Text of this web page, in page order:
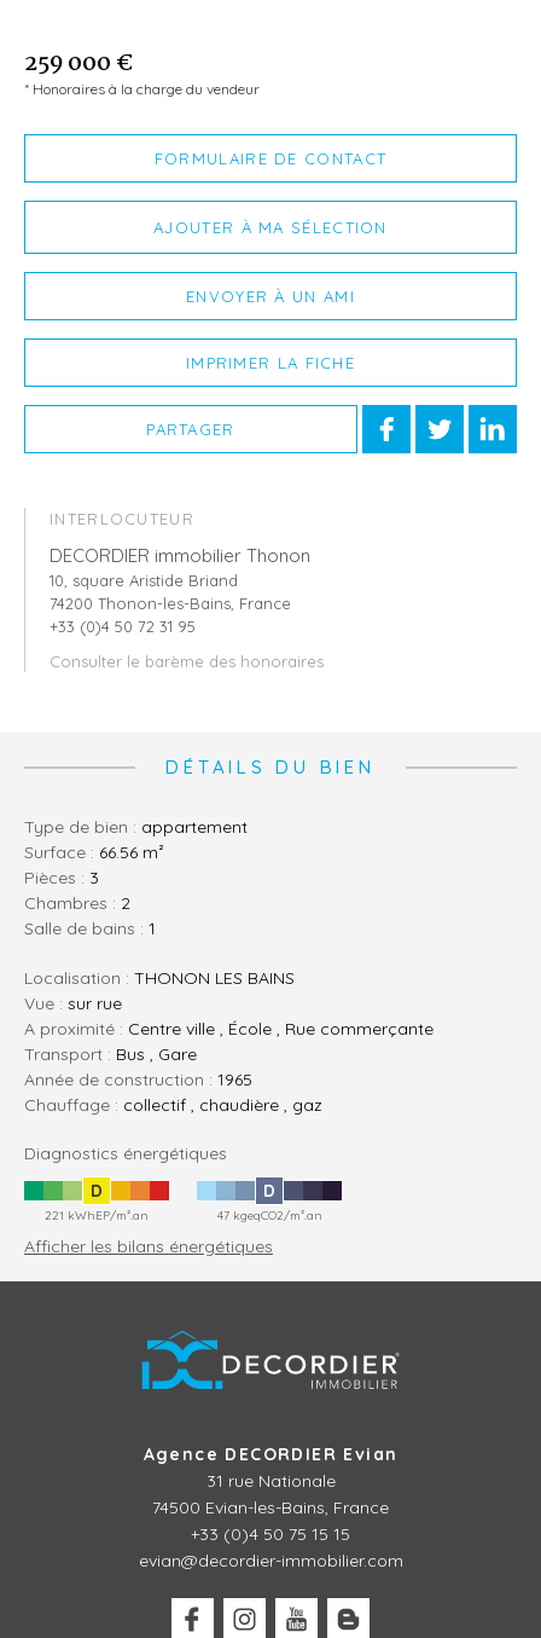
259 000 €
* Honoraires à la charge du vendeur
FORMULAIRE DE CONTACT
AJOUTER À MA SÉLECTION
ENVOYER À UN AMI
IMPRIMER LA FICHE
PARTAGER
INTERLOCUTEUR
DECORDIER immobilier Thonon
10, square Aristide Briand
74200 Thonon-les-Bains, France
+33 (0)4 50 72 31 95
Consulter le barème des honoraires
DÉTAILS DU BIEN
Type de bien : appartement
Surface : 66.56 m²
pièces : 3
chambres : 2
salle de bains : 1
Localisation : THONON LES BAINS
Vue : sur rue
A proximité : Centre ville , École , Rue commerçante
Transport : Bus , Gare
Année de construction : 1965
Chauffage : collectif , chaudière , gaz
Diagnostics énergétiques
D
221 kWhEP/m².an
D
47 kgeqCO2/m².an
Afficher les bilans énergétiques
Agence DECORDIER Evian
31 rue Nationale
74500 Evian-les-Bains, France
+33 (0)4 50 75 15 15
evian@decordier-immobilier.com